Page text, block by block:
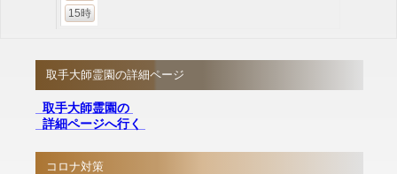
15時
取手大師霊園の詳細ページ
取手大師霊園の
詳細ページへ行く
コロナ対策